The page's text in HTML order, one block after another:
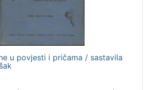
u povjesti i pričama / sastavila